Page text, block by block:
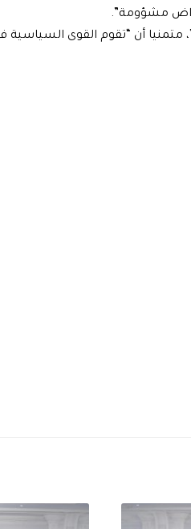
مشؤومة”.
أن “تقوم القوى السياسية